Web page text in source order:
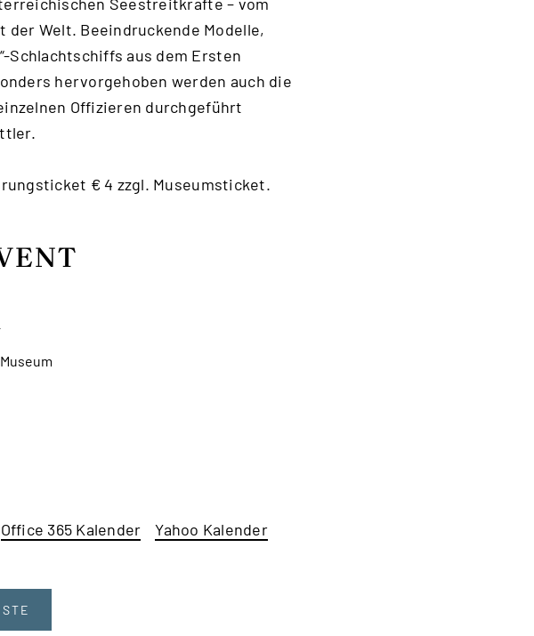
Welt. Beeindruckende Modelle,
Schlachtschiffs aus dem Ersten
hervorgehoben werden auch die
Offizieren durchgeführt
€ 4 zzgl. Museumsticket.
Office 365 Kalender Yahoo Kalender